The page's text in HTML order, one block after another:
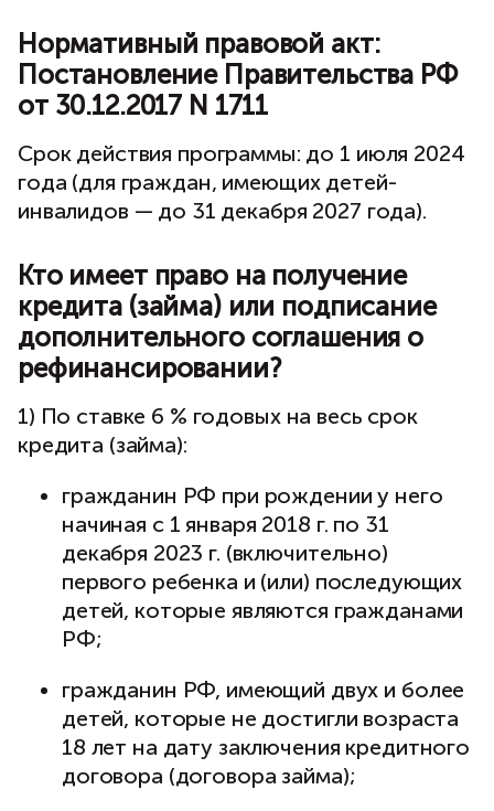
Нормативный правовой акт:
Постановление Правительства РФ
от 30.12.2017 N 1711
Срок действия программы: до 1 июля 2024
года (для граждан, имеющих детей-
инвалидов — до 31 декабря 2027 года).
Кто имеет право на получение
кредита (займа) или подписание
дополнительного соглашения о
рефинансировании?
1) По ставке 6 % годовых на весь срок
кредита (займа):
гражданин РФ при рождении у него
начиная с 1 января 2018 г. по 31
декабря 2023 г. (включительно)
первого ребенка и (или) последующих
детей, которые являются гражданами
РФ;
гражданин РФ, имеющий двух и более
детей, которые не достигли возраста
18 лет на дату заключения кредитного
договора (договора займа);